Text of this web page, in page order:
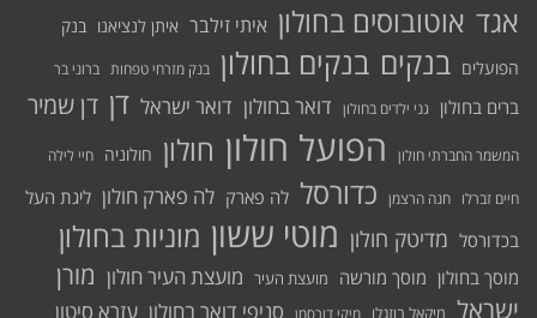
אגד אוטובוסים בחולון איתי זילבר איתן לנציאנו בנק
הפועלים בנקים בנקים בחולון בנק מזרחי טפחות ברוני בר
ברים בחולון גני ילדים בחולון דואר בחולון דואר ישראל דן דן שמיר
המשמר החברתי חולון הפועל חולון חולון חולוניה חיי לילה
חיים זברלו חנה הרצמן כדורסל לה פארק לה פארק חולון ליגת העל
בכדורסל מדיטק חולון מוטי ששון מוניות בחולון
מוסך בחולון מוסך מורשה מועצת העיר מועצת העיר חולון מורן
ישראל מיקאל בוזגלו מיקי דורסמן סניפי דואר בחולון עזרא סיטון